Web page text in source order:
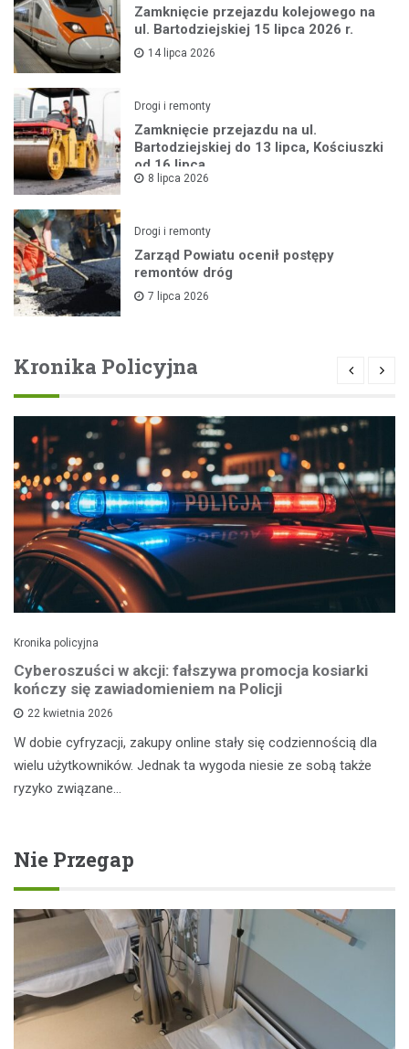
Zamknięcie przejazdu kolejowego na
ul. Bartodziejskiej 15 lipca 2026 r.
14 lipca 2026
Drogi i remonty
Zamknięcie przejazdu na ul.
Bartodziejskiej do 13 lipca, Kościuszki
od 16 lipca
8 lipca 2026
Drogi i remonty
Zarząd Powiatu ocenił postępy
remontów dróg
7 lipca 2026
Kronika Policyjna
Kronika policyjna
Cyberoszuści w akcji: fałszywa promocja kosiarki
kończy się zawiadomieniem na Policji
22 kwietnia 2026
W dobie cyfryzacji, zakupy online stały się codziennością dla
wielu użytkowników. Jednak ta wygoda niesie ze sobą także
ryzyko związane…
Nie Przegap